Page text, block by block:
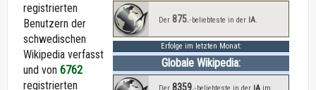
Der 875.‑beliebteste in der IA
Erfolge im letzten Monat:
Globale Wikipedia:
8359.
registrierten
Benutzern der
schwedischen
Wikipedia verfasst
und von 6762
registrierten